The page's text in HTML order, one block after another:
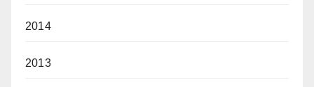
2014
2013